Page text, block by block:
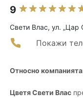
9
Свети Влас, ул. „Цар
Покажи
Относно
Цветя Свети Влас